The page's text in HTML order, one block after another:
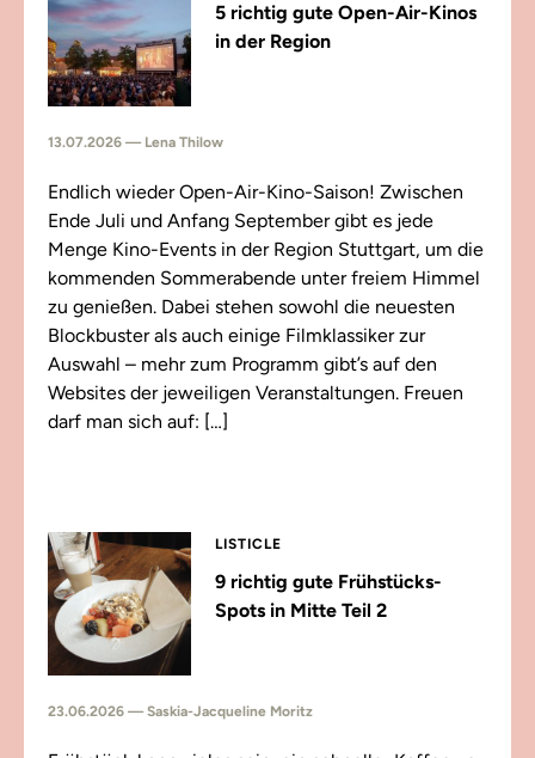
5 richtig gute Open-Air-Kinos
in der Region
13.07.2026 — Lena Thilow
Endlich wieder Open-Air-Kino-Saison! Zwischen
Ende Juli und Anfang September gibt es jede
Menge Kino-Events in der Region Stuttgart, um die
kommenden Sommerabende unter freiem Himmel
zu genießen. Dabei stehen sowohl die neuesten
Blockbuster als auch einige Filmklassiker zur
Auswahl – mehr zum Programm gibt’s auf den
Websites der jeweiligen Veranstaltungen. Freuen
darf man sich auf: […]
LISTICLE
9 richtig gute Frühstücks-
Spots in Mitte Teil 2
23.06.2026 — Saskia-Jacqueline Moritz